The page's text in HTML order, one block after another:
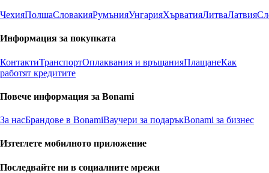
ЧехияПолшаСловакияРумънияУнгарияХърватияЛитваЛатвия
Информация за покупката
КонтактиТранспортОплаквания и връщанияПлащанеКак
работят кредитите
Повече информация за Bonami
За насБрандове в BonamiВаучери за подаръкBonami за бизнес
Изтеглете мобилното приложение
Последвайте ни в социалните мрежи